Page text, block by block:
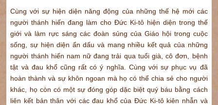
Cùng với sự hiện diện năng động của những thế hệ mới các
người thánh hiến đang làm cho Đức Ki-tô hiện diện trong thế
giới và làm rực sáng các đoàn sủng của Giáo hội trong cuộc
sống, sự hiện diện ẩn dấu và mang nhiều kết quả của những
người thánh hiến nam nữ đang trải qua tuổi già, cô đơn, bệnh
tật và đau khổ cũng rất có ý nghĩa. Cùng với sự phục vụ đã
hoàn thành và sự khôn ngoan mà họ có thể chia sẻ cho người
khác, họ còn có một sự đóng góp dặc biệt quý báu bằng cách
liên kết bản thân với các đau khổ của Đức Ki-tô kiên nhẫn và